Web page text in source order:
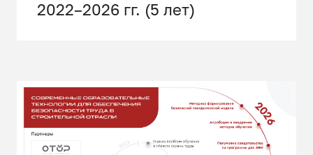
2022–2026 гг. (5 лет)